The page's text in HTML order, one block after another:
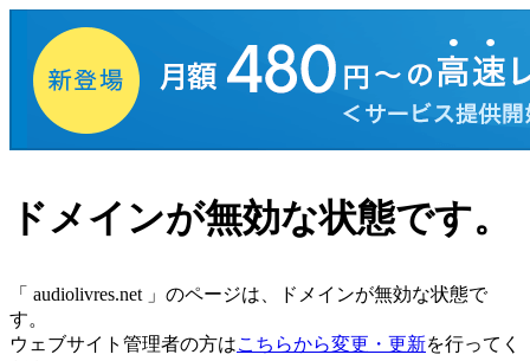
ドメインが無効な状態です。
「 audiolivres.net 」のページは、ドメインが無効な状態で
す。
ウェブサイト管理者の方はこちらから変更・更新を行ってく